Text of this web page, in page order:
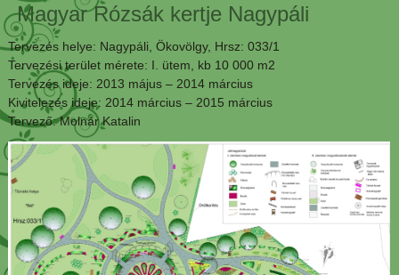
Magyar Rózsák kertje Nagypáli
Tervezés helye: Nagypáli, Ökovölgy, Hrsz: 033/1
Tervezési terület mérete: I. ütem, kb 10 000 m2
Tervezés ideje: 2013 május – 2014 március
Kivitelezés ideje: 2014 március – 2015 március
Tervező: Molnár Katalin